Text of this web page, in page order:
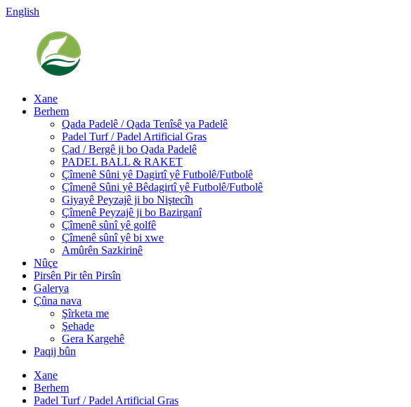
English
Xane
Berhem
Qada Padelê / Qada Tenîsê ya Padelê
Padel Turf / Padel Artificial Gras
Çad / Bergê ji bo Qada Padelê
PADEL BALL & RAKET
Çîmenê Sûni yê Dagirtî yê Futbolê/Futbolê
Çîmenê Sûni yê Bêdagirtî yê Futbolê/Futbolê
Giyayê Peyzajê ji bo Niştecîh
Çîmenê Peyzajê ji bo Bazirganî
Çîmenê sûnî yê golfê
Çîmenê sûnî yê bi xwe
Amûrên Sazkirinê
Nûçe
Pirsên Pir tên Pirsîn
Galerya
Çûna nava
Şîrketa me
Şehade
Gera Kargehê
Paqij bûn
Xane
Berhem
Padel Turf / Padel Artificial Gras